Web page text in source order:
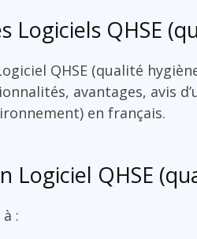
Logiciels QHSE
QHSE (qualité
avantages, avis
en français.
Logiciel QHSE
: